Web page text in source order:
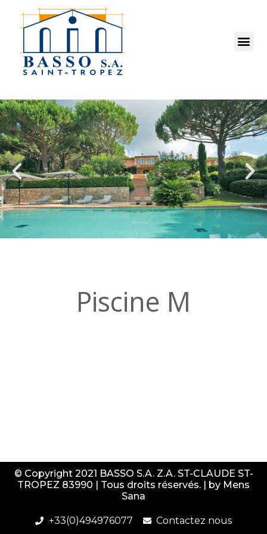
Piscine M
© Copyright 2021 BASSO S.A. Z.A. ST-CLAUDE ST-
TROPEZ 83990 | Tous droits réservés. | by Mens
Sana
+33(0)494976077 Contactez nous